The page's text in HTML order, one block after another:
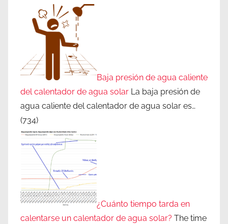
Baja presión de agua caliente
del calentador de agua solar La baja presión de
agua caliente del calentador de agua solar es…
(734)
¿Cuánto tiempo tarda en
calentarse un calentador de agua solar? The time